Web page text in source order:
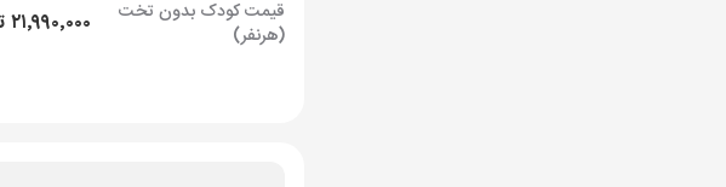
قیمت کودک بدون تخت
(هرنفر)
۲۱٬۹۹۰٬۰۰۰ تومان